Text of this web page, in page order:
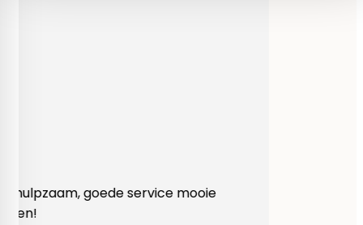
Heel behulpzaam, goede service mooie